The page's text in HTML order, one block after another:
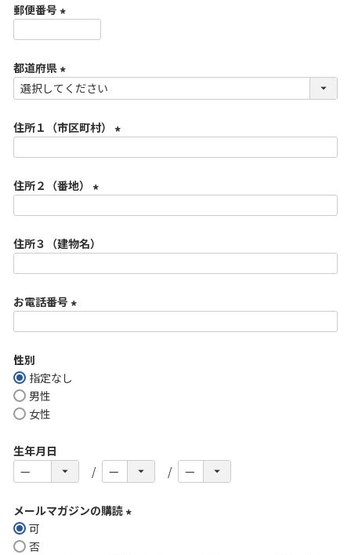
郵便番号
須
)
都道府県
(
須
住所１（市区町村）
住所２（番地）
須
住所３（建物名）
お電話番号
)
性別
指定なし
男性
女性
生年月日
メールマガジンの購読
可
否